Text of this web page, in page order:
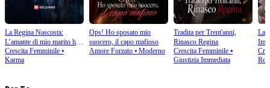
La Regina Nascosta:
L’amante di mio marito ha
distrutto il mio impero
Crescita Femminile ⦁
Karma
Ops! Ho sposato mio
suocero, il capo mafioso
Amore Forzato⦁ Moderno
Tradita per Trent'anni,
Rinasco Regina
Crescita Femminile⦁
Giustizia Immediata
La